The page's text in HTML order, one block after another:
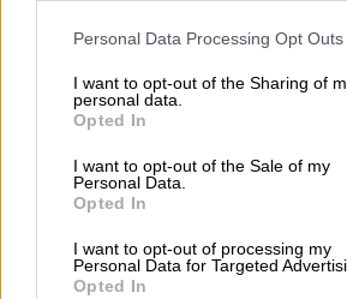
Please note that this website/app uses
not limited to your visit or usage
grant or deny consent to Google and its
use your data for below specified
consent section.
Personal Data Processing Opt Outs
I want to opt-out of the Sharing of
personal data.
Opted In
I want to opt-out of the Sale of my
Personal Data.
Opted In
I want to opt-out of processing my
Personal Data for Targeted
Opted In
Συνεχίζει την
Ερντογάν
Ο Τούρκος πρόεδρος
εξοπλιστική κούρσα
γιατί
μεγάλη του ευκαιρία
χειροπιαστό, να πάρει αυτά
επιπλέον να αποδείξει τη